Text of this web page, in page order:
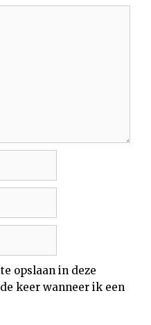
opslaan in deze
keer wanneer ik een